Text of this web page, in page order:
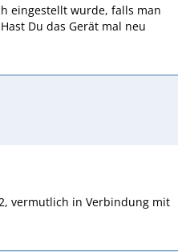
eingestellt wurde, falls man
Du das Gerät mal neu
vermutlich in Verbindung mit